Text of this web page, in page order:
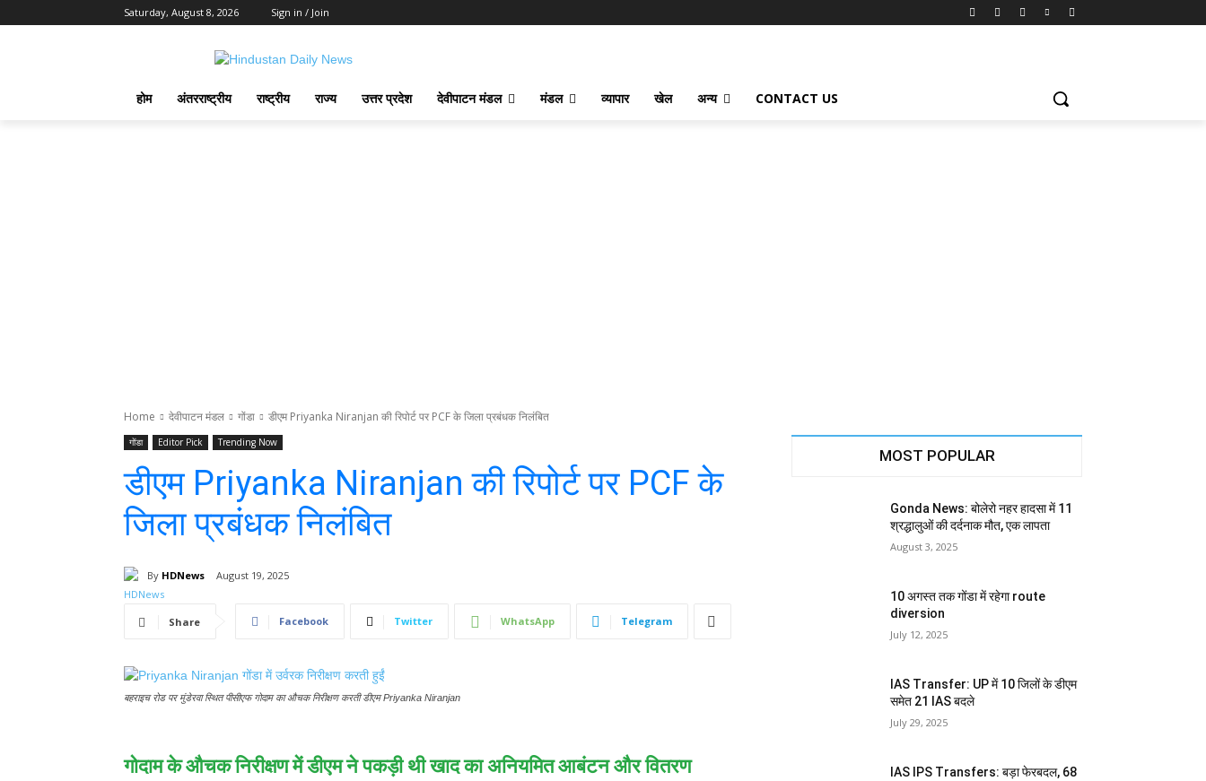
Saturday, August 8, 2026 Sign in / Join
होम अंतरराष्ट्रीय राष्ट्रीय राज्य उत्तर प्रदेश देवीपाटन मंडल मंडल व्यापार खेल अन्य CONTACT US
Home देवीपाटन मंडल गोंडा डीएम Priyanka Niranjan की रिपोर्ट पर PCF के जिला प्रबंधक निलंबित
गोंडा Editor Pick Trending Now
डीएम Priyanka Niranjan की रिपोर्ट पर PCF के
जिला प्रबंधक निलंबित
By HDNews August 19, 2025
Share Facebook Twitter WhatsApp Telegram
बहराइच रोड पर मुंडेरवा स्थित पीसीएफ गोदाम का औचक निरीक्षण करती डीएम Priyanka Niranjan
गोदाम के औचक निरीक्षण में डीएम ने पकड़ी थी खाद का अनियमित आबंटन और वितरण
MOST POPULAR
Gonda News: बोलेरो नहर हादसा में 11
श्रद्धालुओं की दर्दनाक मौत, एक लापता
August 3, 2025
10 अगस्त तक गोंडा में रहेगा route
diversion
July 12, 2025
IAS Transfer: UP में 10 जिलों के डीएम
समेत 21 IAS बदले
July 29, 2025
IAS IPS Transfers: बड़ा फेरबदल, 68